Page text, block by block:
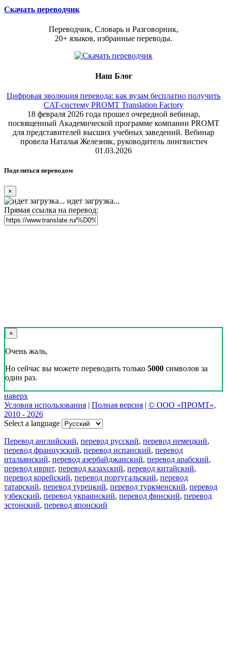
Скачать переводчик
Переводчик, Словарь и Разговорник,
20+ языков, избранные переводы.
Наш Блог
Цифровая эволюция перевода: как вузам бесплатно получить
CAT-систему PROMT Translation Factory
18 февраля 2026 года прошел очередной вебинар,
посвященный Академической программе компании PROMT
для представителей высших учебных заведений. Вебинар
провела Наталья Железняк, руководитель лингвистич
01.03.2026
Поделиться переводом
×
идет загрузка...
Прямая ссылка на перевод:
×
Очень жаль,
Но сейчас вы можете переводить только 5000 символов за
один раз.
наверх
Условия использования | Полная версия | © ООО «ПРОМТ»,
2010 - 2026
Select a language
Перевод английский, перевод русский, перевод немецкий,
перевод французский, перевод испанский, перевод
итальянский, перевод азербайджанский, перевод арабский,
перевод иврит, перевод казахский, перевод китайский,
перевод корейский, перевод португальский, перевод
татарский, перевод турецкий, перевод туркменский, перевод
узбекский, перевод украинский, перевод финский, перевод
эстонский, перевод японский